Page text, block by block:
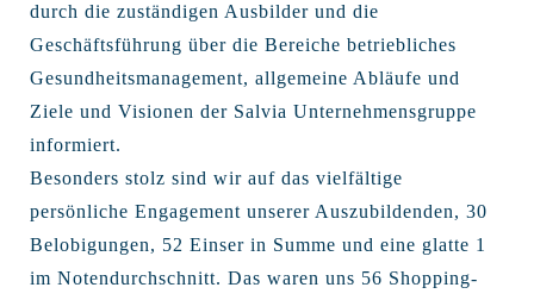
durch die zuständigen Ausbilder und die
Geschäftsführung über die Bereiche betriebliches
Gesundheitsmanagement, allgemeine Abläufe und
Ziele und Visionen der Salvia Unternehmensgruppe
informiert.
Besonders stolz sind wir auf das vielfältige
persönliche Engagement unserer Auszubildenden, 30
Belobigungen, 52 Einser in Summe und eine glatte 1
im Notendurchschnitt. Das waren uns 56 Shopping-